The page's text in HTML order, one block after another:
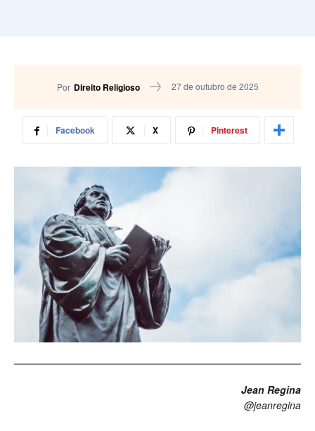
Por Direito Religioso 27 de outubro de 2025
Facebook X Pinterest
Jean Regina
@jeanregina